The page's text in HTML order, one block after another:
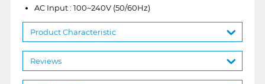
AC Input : 100~240V (50/60Hz)
Product Characteristic
Reviews